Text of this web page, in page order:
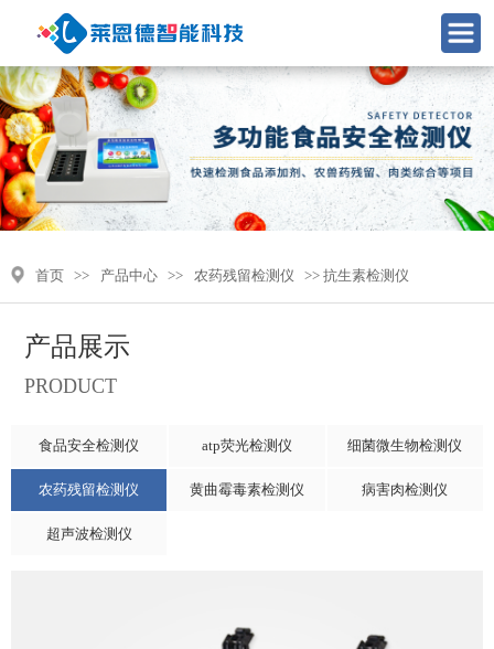
首页 >> 产品中心 >> 农药残留检测仪 >> 抗生素检测仪
产品展示
PRODUCT
食品安全检测仪 atp荧光检测仪 细菌微生物检测仪
农药残留检测仪 黄曲霉毒素检测仪 病害肉检测仪
超声波检测仪